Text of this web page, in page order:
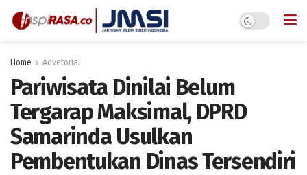
Home Advetorial
Pariwisata Dinilai Belum
Tergarap Maksimal, DPRD
Samarinda Usulkan
Pembentukan Dinas Tersendiri